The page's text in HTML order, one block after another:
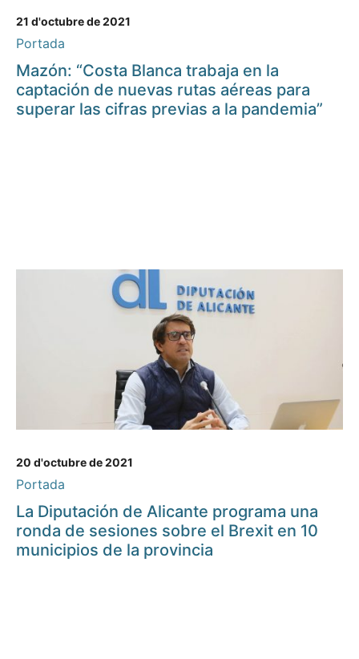
21 d'octubre de 2021
Portada
Mazón: “Costa Blanca trabaja en la
captación de nuevas rutas aéreas para
superar las cifras previas a la pandemia”
20 d'octubre de 2021
Portada
La Diputación de Alicante programa una
ronda de sesiones sobre el Brexit en 10
municipios de la provincia